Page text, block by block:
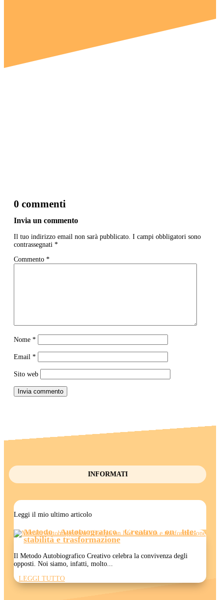
0 commenti
Invia un commento
Il tuo indirizzo email non sarà pubblicato. I campi obbligatori sono
contrassegnati *
Commento *
Nome *
Email *
Sito web
Invia commento
INFORMATI
Leggi il mio ultimo articolo
Metodo Autobiografico Creativo on life:
stabilità e trasformazione
Il Metodo Autobiografico Creativo celebra la convivenza degli
opposti. Noi siamo, infatti, molto...
LEGGI TUTTO